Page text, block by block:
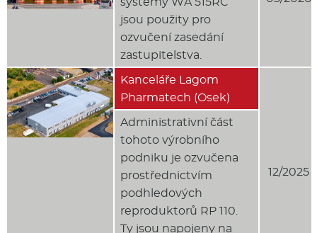
jsou použity pro
ozvučení zasedání
zastupitelstva.
Kanceláře Lagom
Pharmatech (Osek)
12/2025
Administrativní část
tohoto výrobního
podniku je ozvučena
prostřednictvím
podhledových
reproduktorů RP 110.
Ty jsou napojeny na